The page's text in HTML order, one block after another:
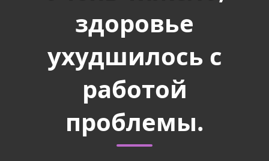
здоровье
ухудшилось с
работой
проблемы.